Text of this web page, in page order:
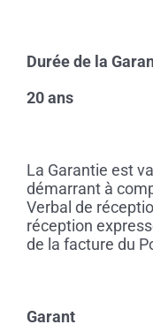
Durée de la
20 ans
La Garantie est
démarrant à
Verbal de
réception
de la facture du
Garant